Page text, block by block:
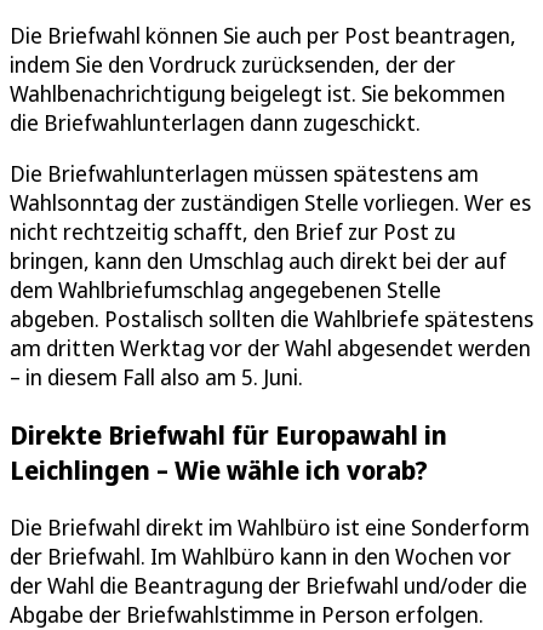
Die Briefwahl können Sie auch per Post beantragen,
indem Sie den Vordruck zurücksenden, der der
Wahlbenachrichtigung beigelegt ist. Sie bekommen
die Briefwahlunterlagen dann zugeschickt.
Die Briefwahlunterlagen müssen spätestens am
Wahlsonntag der zuständigen Stelle vorliegen. Wer es
nicht rechtzeitig schafft, den Brief zur Post zu
bringen, kann den Umschlag auch direkt bei der auf
dem Wahlbriefumschlag angegebenen Stelle
abgeben. Postalisch sollten die Wahlbriefe spätestens
am dritten Werktag vor der Wahl abgesendet werden
– in diesem Fall also am 5. Juni.
Direkte Briefwahl für Europawahl in
Leichlingen – Wie wähle ich vorab?
Die Briefwahl direkt im Wahlbüro ist eine Sonderform
der Briefwahl. Im Wahlbüro kann in den Wochen vor
der Wahl die Beantragung der Briefwahl und/oder die
Abgabe der Briefwahlstimme in Person erfolgen.